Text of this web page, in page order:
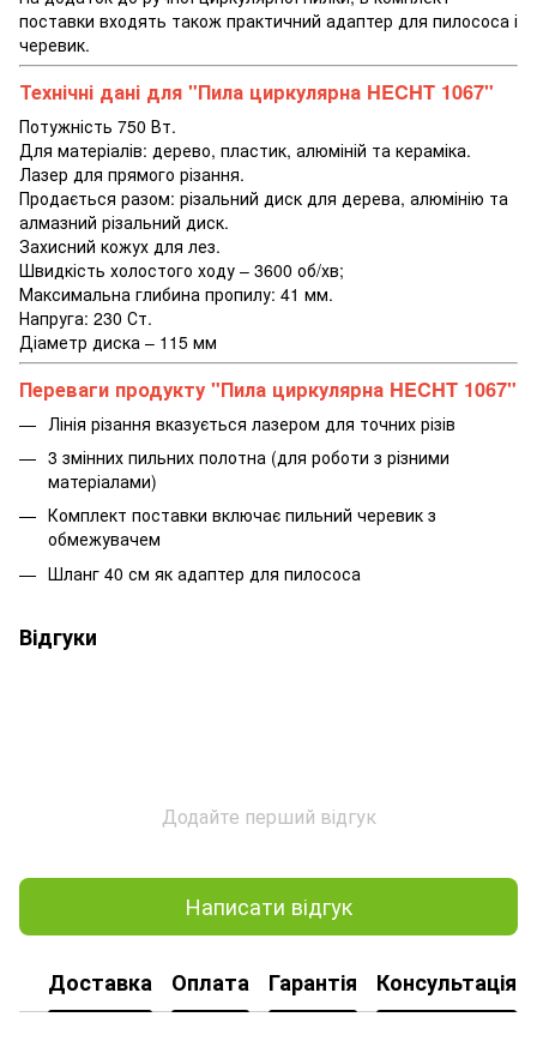
поставки входять також практичний адаптер для пилососа і
черевик.
Технічні дані для "Пила циркулярна HECHT 1067"
Потужність 750 Вт.
Для матеріалів: дерево, пластик, алюміній та кераміка.
Лазер для прямого різання.
Продається разом: різальний диск для дерева, алюмінію та
алмазний різальний диск.
Захисний кожух для лез.
Швидкість холостого ходу – 3600 об/хв;
Максимальна глибина пропилу: 41 мм.
Напруга: 230 Ст.
Діаметр диска – 115 мм
Переваги продукту "Пила циркулярна HECHT 1067"
Лінія різання вказується лазером для точних різів
3 змінних пильних полотна (для роботи з різними
матеріалами)
Комплект поставки включає пильний черевик з
обмежувачем
Шланг 40 см як адаптер для пилососа
Відгуки
Додайте перший відгук
Написати відгук
Доставка Оплата Гарантія Консультація